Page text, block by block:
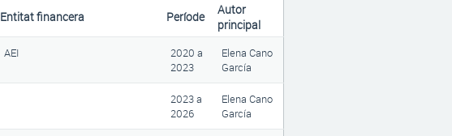
Entitat financera Període
Autor
principal
AEI 2020 a
2023
Elena Cano
García
2023a
2026
Elena Cano
García